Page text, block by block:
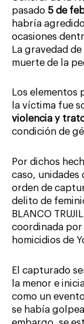
pasado 5 de
habría
ocasiones
La gravedad
muerte de la
Los elementos
la víctima fue
violencia y
condición de
Por dichos
caso, unidades
orden de
delito de
BLANCO
coordinada por
homicidios de
El capturado
la menor e
como un
se había